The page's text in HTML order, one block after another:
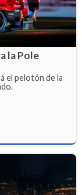
la Pole
el pelotón de la